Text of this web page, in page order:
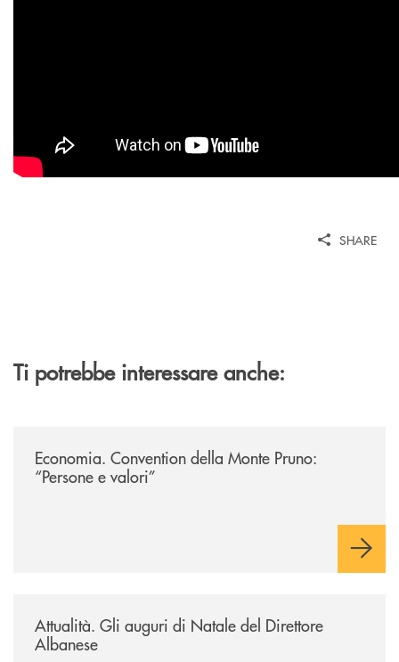
SHARE
Ti potrebbe interessare anche:
Economia. Convention della Monte Pruno:
“Persone e valori”
Attualità. Gli auguri di Natale del Direttore
Albanese